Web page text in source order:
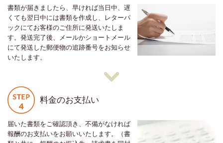
書類が届きましたら、早ければ当日中、遅
くても翌日中には書類を作成し、レターパ
ックにてお客様のご住所に発送いたしま
す。発送完了後、メールかショートメール
にて発送した郵便物の追跡番号をお知らせ
いたします。
料金のお支払い
届いた書類をご確認頂き、不備がなければ
報酬のお支払いをお願いいたします。（書